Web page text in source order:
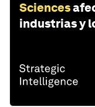
Sciences
industrias y